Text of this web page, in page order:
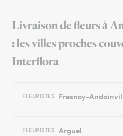
Livraison de fleurs à
: les villes proches
Interflora
FLEURISTES Fresnoy-
FLEURISTES Arguel